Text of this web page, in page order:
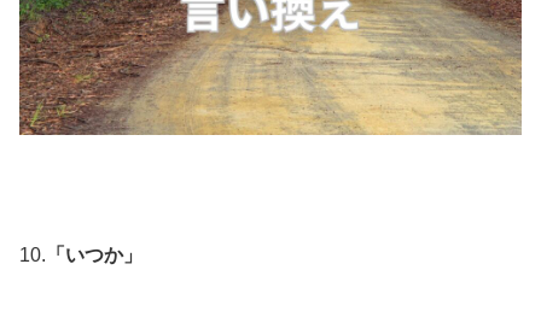
10. 「いつか」